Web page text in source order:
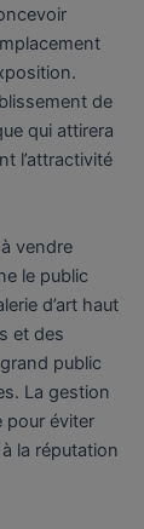
de
qui attirera
l’attractivité
vendre
le public
d’art haut
et des
public
La gestion
pour éviter
la réputation